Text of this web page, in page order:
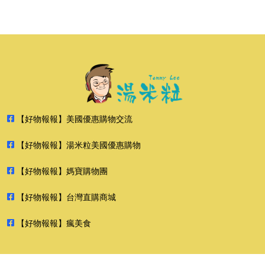
【好物報報】美國優惠購物交流
【好物報報】湯米粒美國優惠購物
【好物報報】媽寶購物團
【好物報報】台灣直購商城
【好物報報】瘋美食